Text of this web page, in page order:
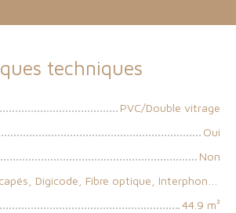
techniques
PVC/Double vitrage
Oui
Non
44.9 m²